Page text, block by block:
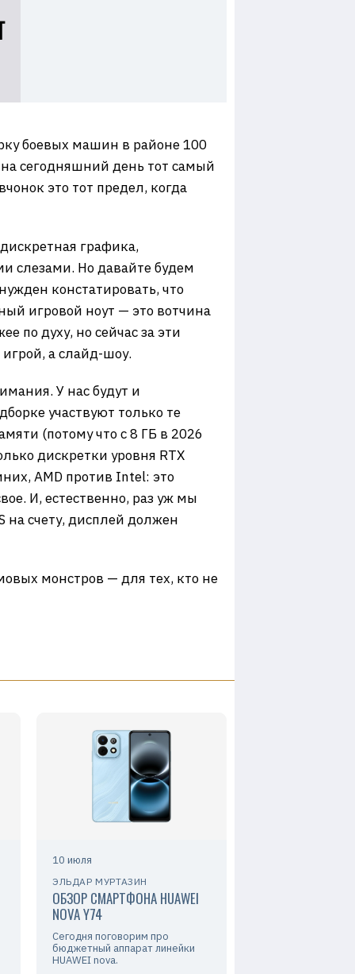
боевых машин в районе 100
сегодняшний день тот самый
это тот предел, когда
графика,
слезами. Но давайте будем
констатировать, что
игровой ноут — это вотчина
по духу, но сейчас за эти
а слайд-шоу.
У нас будут и
участвуют только те
(потому что с 8 ГБ в 2026
дискретки уровня RTX
AMD против Intel: это
И, естественно, раз уж мы
на счету, дисплей должен
монстров — для тех, кто не
10 июля
ЭЛЬДАР МУРТАЗИН
ОБЗОР СМАРТФОНА HUAWEI
NOVA Y74
Сегодня поговорим про
бюджетный аппарат линейки
HUAWEI nova.